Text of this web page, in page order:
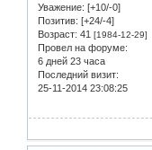
Уважение: [+10/-0]
Позитив: [+24/-4]
Возраст: 41 [1984-12-29]
Провел на форуме:
6 дней 23 часа
Последний визит:
25-11-2014 23:08:25